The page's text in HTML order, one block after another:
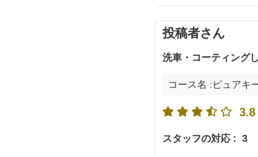
投稿者さん
洗車・コーティング
コース名 :ピュアキ
3.8
スタッフの対応 : 3